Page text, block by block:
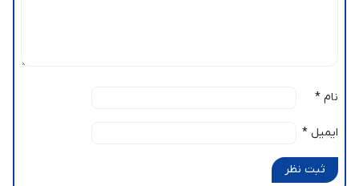
نام *
ایمیل *
ثبت نظر